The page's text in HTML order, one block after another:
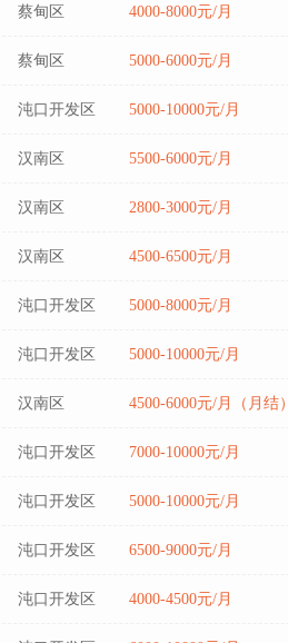
蔡甸区 4000-8000元/月
蔡甸区 5000-6000元/月
沌口开发区 5000-10000元/月
汉南区 5500-6000元/月
汉南区 2800-3000元/月
汉南区 4500-6500元/月
沌口开发区 5000-8000元/月
沌口开发区 5000-10000元/月
汉南区 4500-6000元/月（月结）
沌口开发区 7000-10000元/月
沌口开发区 5000-10000元/月
沌口开发区 6500-9000元/月
沌口开发区 4000-4500元/月